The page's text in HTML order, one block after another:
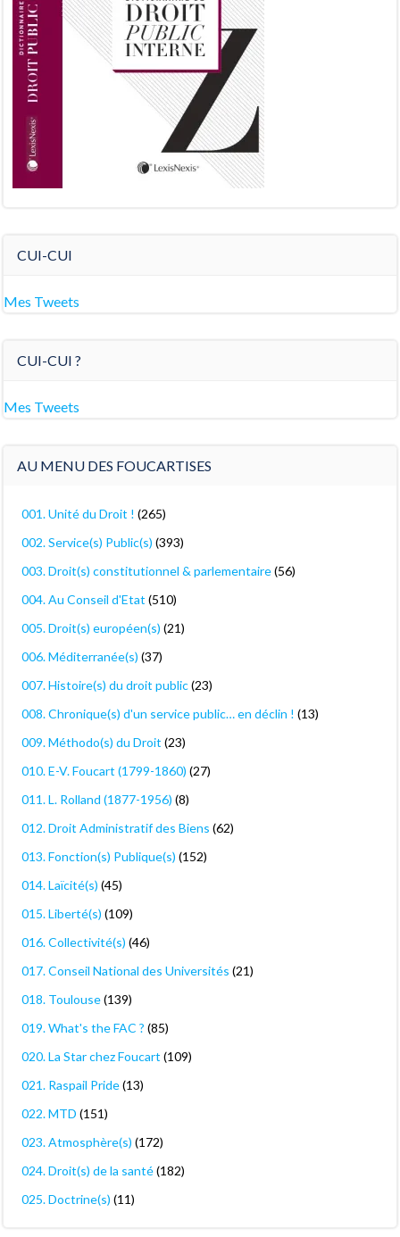
CUI-CUI
Mes Tweets
CUI-CUI ?
Mes Tweets
AU MENU DES FOUCARTISES
001. Unité du Droit ! (265)
002. Service(s) Public(s) (393)
003. Droit(s) constitutionnel & parlementaire(56)
004. Au Conseil d'Etat (510)
005. Droit(s) européen(s) (21)
006. Méditerranée(s) (37)
007. Histoire(s) du droit public(23)
008. Chronique(s) d'un service public… en déclin ! (13)
009. Méthodo(s) du Droit (23)
010. E-V. Foucart (1799-1860) (27)
011. L. Rolland (1877-1956) (8)
012. Droit Administratif des Biens (62)
013. Fonction(s) Publique(s) (152)
014. Laïcité(s) (45)
015. Liberté(s) (109)
016. Collectivité(s) (46)
017. Conseil National des Universités (21)
018. Toulouse(139)
019. What's the FAC ? (85)
020. La Star chez Foucart (109)
021. Raspail Pride(13)
022. MTD (151)
023. Atmosphère(s) (172)
024. Droit(s) de la santé(182)
025. Doctrine(s) (11)